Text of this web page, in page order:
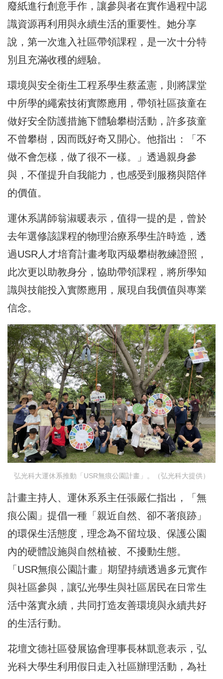
廢紙進行創意手作，讓參與者在實作過程中認
識資源再利用與永續生活的重要性。她分享
說，第一次進入社區帶領課程，是一次十分特
別且充滿收穫的經驗。
環境與安全衛生工程系學生蔡孟憲，則將課堂
中所學的繩索技術實際應用，帶領社區孩童在
做好安全防護措施下體驗攀樹活動，許多孩童
不曾攀樹，因而既好奇又開心。他指出：「不
做不會怎樣，做了很不一樣。」透過親身參
與，不僅提升自我能力，也感受到服務與陪伴
的價值。
運休系講師翁淑暖表示，值得一提的是，曾於
去年選修該課程的物理治療系學生許時造，透
過USR人才培育計畫考取丙級攀樹教練證照，
此次更以助教身分，協助帶領課程，將所學知
識與技能投入實際應用，展現自我價值與專業
信念。
弘光科大運休系推動「USR無痕公園計畫」。（弘光科大提供）
計畫主持人、運休系系主任張嚴仁指出，「無
痕公園」提倡一種「親近自然、卻不著痕跡」
的環保生活態度，理念為不留垃圾、保護公園
內的硬體設施與自然植被、不擾動生態。
「USR無痕公園計畫」期望持續透過多元實作
與社區參與，讓弘光學生與社區居民在日常生
活中落實永續，共同打造友善環境與永續共好
的生活行動。
花壇文德社區發展協會理事長林凱意表示，弘
光科大學生利用假日走入社區辦理活動，為社